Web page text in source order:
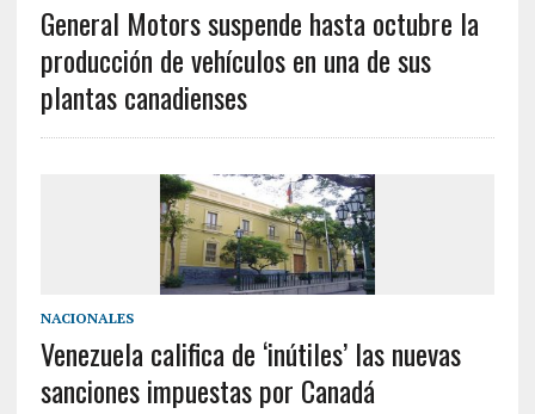
General Motors suspende hasta octubre la
producción de vehículos en una de sus
plantas canadienses
NACIONALES
Venezuela califica de ‘inútiles’ las nuevas
sanciones impuestas por Canadá